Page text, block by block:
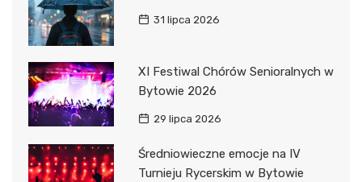
31 lipca 2026
XI Festiwal Chórów Senioralnych w
Bytowie 2026
29 lipca 2026
Średniowieczne emocje na IV
Turnieju Rycerskim w Bytowie